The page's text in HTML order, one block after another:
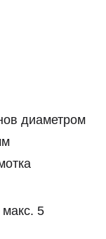
диаметром
макс. 5